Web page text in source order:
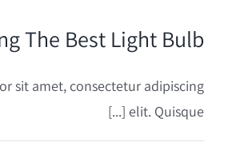
The Best Light Bulb
sit amet, consectetur adipiscing
elit. Quisque [...]